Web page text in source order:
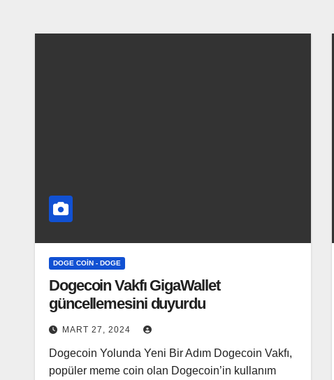
DOGE COIN - DOGE
Dogecoin Vakfı GigaWallet
güncellemesini duyurdu
MART 27, 2024
Dogecoin Yolunda Yeni Bir Adım Dogecoin Vakfı,
popüler meme coin olan Dogecoin’in kullanım